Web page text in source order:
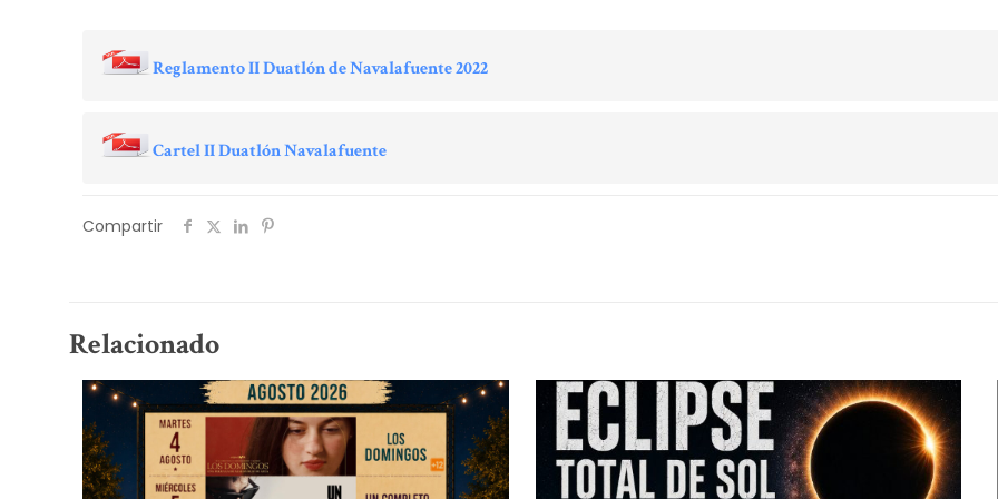
Reglamento II Duatlón de Navalafuente 2022
Cartel II Duatlón Navalafuente
Compartir
Relacionado